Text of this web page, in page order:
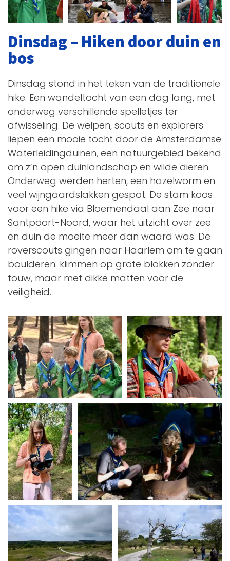
Dinsdag – Hiken door duin en
bos
Dinsdag stond in het teken van de traditionele
hike. Een wandeltocht van een dag lang, met
onderweg verschillende spelletjes ter
afwisseling. De welpen, scouts en explorers
liepen een mooie tocht door de Amsterdamse
Waterleidingduinen, een natuurgebied bekend
om z’n open duinlandschap en wilde dieren.
Onderweg werden herten, een hazelworm en
veel wijngaardslakken gespot. De stam koos
voor een hike via Bloemendaal aan Zee naar
Santpoort-Noord, waar het uitzicht over zee
en duin de moeite meer dan waard was. De
roverscouts gingen naar Haarlem om te gaan
boulderen: klimmen op grote blokken zonder
touw, maar met dikke matten voor de
veiligheid.